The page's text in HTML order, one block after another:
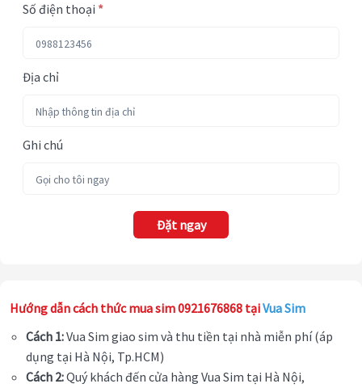
Số điện thoại *
Địa chỉ
Ghi chú
Đặt ngay
Hướng dẫn cách thức mua sim 0921676868 tạiVua Sim
Cách 1:Vua Sim giao sim và thu tiền tại nhà miễn phí (áp
dụng tại Hà Nội, Tp.HCM)
Cách 2:Quý khách đến cửa hàng Vua Sim tại Hà Nội,